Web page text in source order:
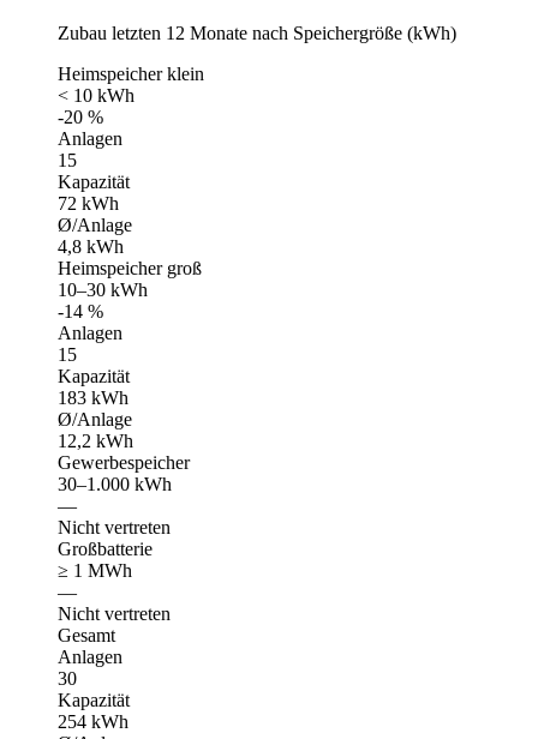
Zubau letzten 12 Monate nach Speichergröße (kWh)
Heimspeicher klein
< 10 kWh
-20 %
Anlagen
15
Kapazität
72 kWh
Ø/Anlage
4,8 kWh
Heimspeicher groß
10–30 kWh
-14 %
Anlagen
15
Kapazität
183 kWh
Ø/Anlage
12,2 kWh
Gewerbespeicher
30–1.000 kWh
—
Nicht vertreten
Großbatterie
≥ 1 MWh
—
Nicht vertreten
Gesamt
Anlagen
30
Kapazität
254 kWh